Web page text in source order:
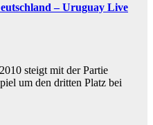
– Uruguay Live
steigt mit der Partie
um den dritten Platz bei